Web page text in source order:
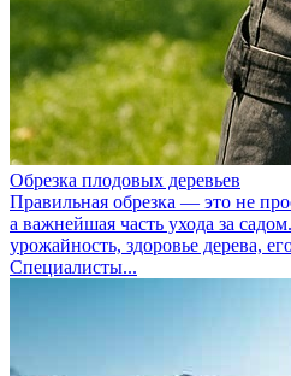
Обрезка плодовых деревьев
Правильная обрезка — это не
а важнейшая часть ухода за
урожайность, здоровье дерева,
Специалисты...